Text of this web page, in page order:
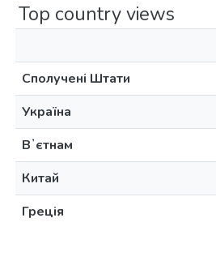
Top country views
Сполучені Штати
Україна
Вʼєтнам
Китай
Греція